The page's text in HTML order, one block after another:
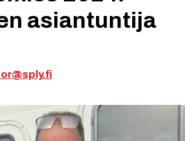
asiantuntija